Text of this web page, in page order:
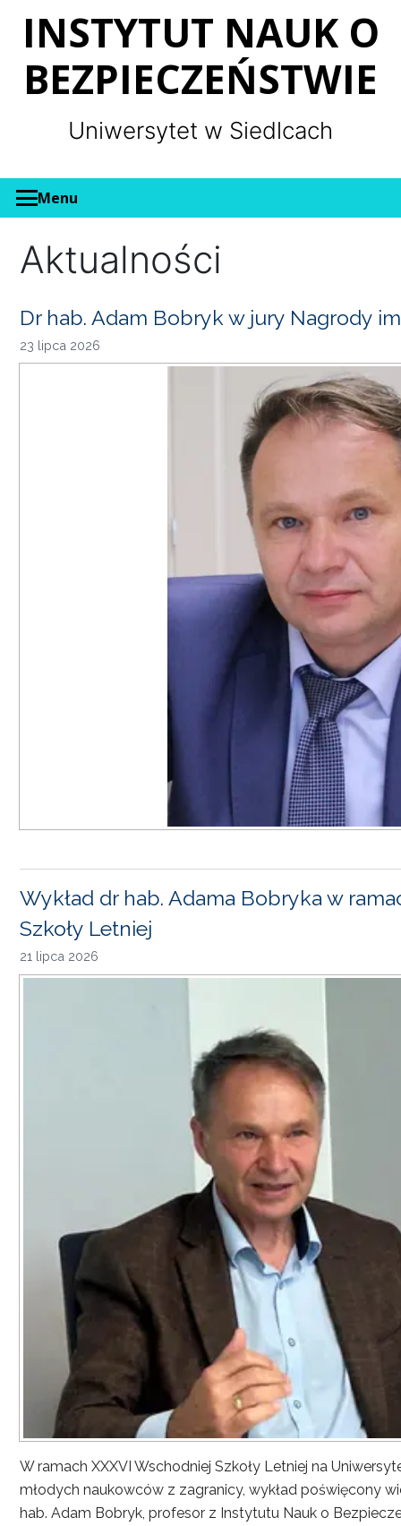
INSTYTUT NAUK O
BEZPIECZEŃSTWIE
Uniwersytet w Siedlcach
Menu
Aktualności
Dr hab. Adam Bobryk w jury Nagrody
23 lipca 2026
Wykład dr hab. Adama Bobryka w
Szkoły Letniej
21 lipca 2026
W ramach XXXVI Wschodniej Szkoły Letniej na
młodych naukowców z zagranicy, wykład poświęcony
hab. Adam Bobryk, profesor z Instytutu Nauk o